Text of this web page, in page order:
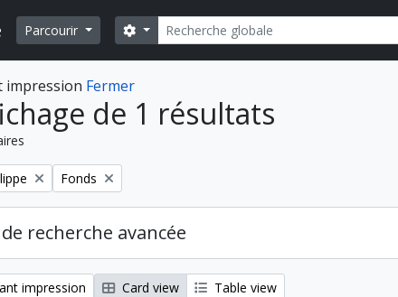
Parcourir Rechercher
Search options
impression Fermer
de 1 résultats
Remove filter:
Fonds
recherche avancée
impression Card view Table view